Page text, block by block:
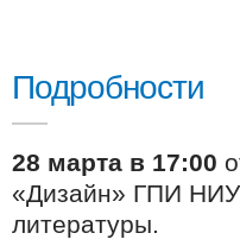
Подробности
28 марта в 17:00
«Дизайн» ГПИ
литературы.